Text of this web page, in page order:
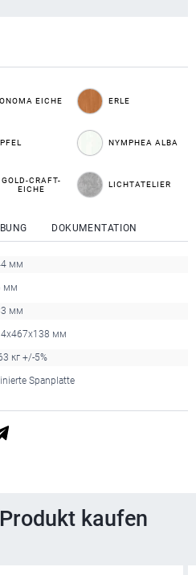
EICHE ERLE
NYMPHEA ALBA
GOLD-CRAFT-
EICHE
LICHTATELIER
DOKUMENTATION
мм
мм
мм
мм
кг +/-5%
Spanplatte
kaufen